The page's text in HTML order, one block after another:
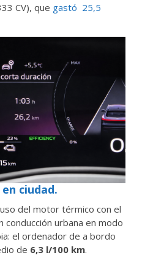
CV), que gastó 25,5
ciudad.
del motor térmico con el
urbana en modo
el ordenador de a bordo
de 6,3 l/100 km.